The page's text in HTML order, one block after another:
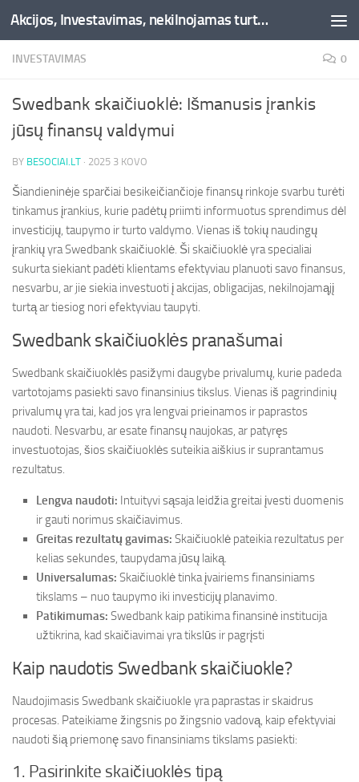
Skip to content Akcijos, Investavimas, nekilnojamas turtas, kriptovaliutos - Besociai.lt
INVESTAVIMAS 0
Swedbank skaičiuoklė: Išmanusis įrankis
jūsų finansų valdymui
BY BESOCIAI.LT · 2025 3 KOVO
Šiandieninėje sparčiai besikeičiančioje finansų rinkoje svarbu turėti
tinkamus įrankius, kurie padėtų priimti informuotus sprendimus dėl
investicijų, taupymo ir turto valdymo. Vienas iš tokių naudingų
įrankių yra Swedbank skaičiuoklė. Ši skaičiuoklė yra specialiai
sukurta siekiant padėti klientams efektyviau planuoti savo finansus,
nesvarbu, ar jie siekia investuoti į akcijas, obligacijas, nekilnojamąjį
turtą ar tiesiog nori efektyviau taupyti.
Swedbank skaičiuoklės pranašumai
Swedbank skaičiuoklės pasižymi daugybe privalumų, kurie padeda
vartotojams pasiekti savo finansinius tikslus. Vienas iš pagrindinių
privalumų yra tai, kad jos yra lengvai prieinamos ir paprastos
naudoti. Nesvarbu, ar esate finansų naujokas, ar patyręs
investuotojas, šios skaičiuoklės suteikia aiškius ir suprantamus
rezultatus.
Lengva naudoti: Intuityvi sąsaja leidžia greitai įvesti duomenis
ir gauti norimus skaičiavimus.
Greitas rezultatų gavimas: Skaičiuoklė pateikia rezultatus per
kelias sekundes, taupydama jūsų laiką.
Universalumas: Skaičiuoklė tinka įvairiems finansiniams
tikslams – nuo taupymo iki investicijų planavimo.
Patikimumas: Swedbank kaip patikima finansinė institucija
užtikrina, kad skaičiavimai yra tikslūs ir pagrįsti
Kaip naudotis Swedbank skaičiuokle?
Naudojimasis Swedbank skaičiuokle yra paprastas ir skaidrus
procesas. Pateikiame žingsnis po žingsnio vadovą, kaip efektyviai
naudoti šią priemonę savo finansiniams tikslams pasiekti:
1. Pasirinkite skaičiuoklės tipą